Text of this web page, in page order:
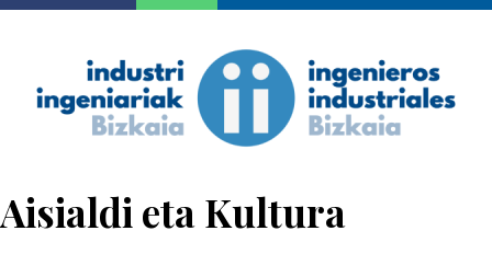
Aisialdi eta Kultura
Leihatila